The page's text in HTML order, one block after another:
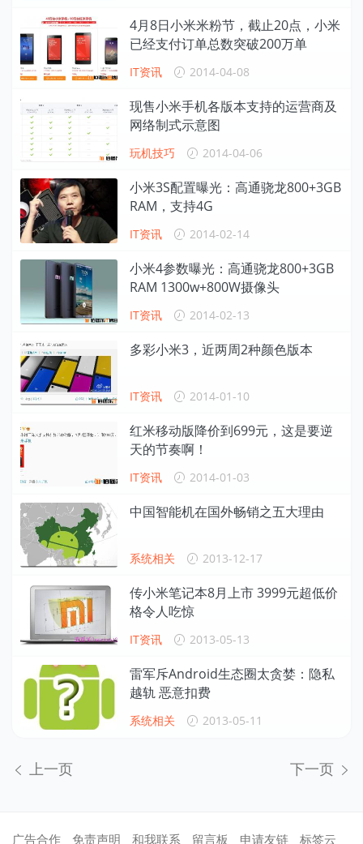
4月8日小米米粉节，截止20点，小米
已经支付订单总数突破200万单
IT资讯 2014-04-08
现售小米手机各版本支持的运营商及
网络制式示意图
玩机技巧 2014-04-06
小米3S配置曝光：高通骁龙800+3GB
RAM，支持4G
IT资讯 2014-02-14
小米4参数曝光：高通骁龙800+3GB
RAM 1300w+800W摄像头
IT资讯 2014-02-13
多彩小米3，近两周2种颜色版本
IT资讯 2014-01-10
红米移动版降价到699元，这是要逆
天的节奏啊！
IT资讯 2014-01-03
中国智能机在国外畅销之五大理由
系统相关 2013-12-17
传小米笔记本8月上市 3999元超低价
格令人吃惊
IT资讯 2013-05-13
雷军斥Android生态圈太贪婪：隐私
越轨 恶意扣费
系统相关 2013-05-11
上一页 下一页
广告合作 免责声明 和我联系 留言板 申请友链 标签云